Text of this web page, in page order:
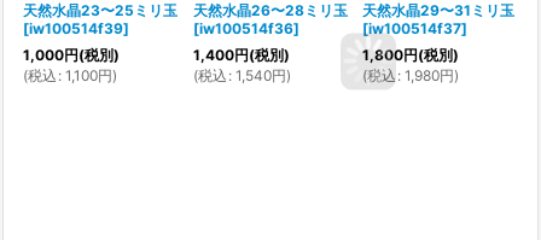
天然水晶23〜25ミリ玉
[iw100514f39]
1,000円(税別)
(税込 : 1,100円)
天然水晶26〜28ミリ玉
[iw100514f36]
1,400円(税別)
(税込 : 1,540円)
天然水晶29〜31ミリ玉
[iw100514f37]
1,800円(税別)
(税込 : 1,980円)